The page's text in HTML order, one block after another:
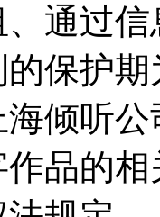
通过
保护期
倾听公
品的